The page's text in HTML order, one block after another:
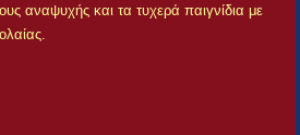
αναψυχής και τα τυχερά παιγνίδια με